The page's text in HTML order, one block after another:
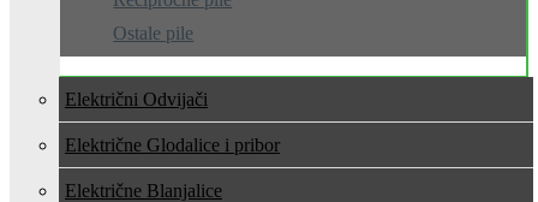
Ostale pile
Električni Odvijači
Električne Glodalice i pribor
Električne Blanjalice